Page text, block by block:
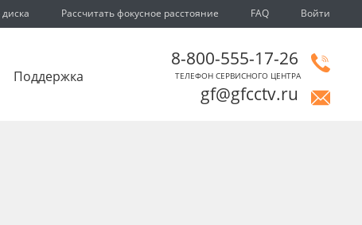
Рассчитать фокусное расстояние FAQ Войти
Поддержка
8-800-555-17-26
ТЕЛЕФОН СЕРВИСНОГО ЦЕНТРА
gf@gfcctv.ru